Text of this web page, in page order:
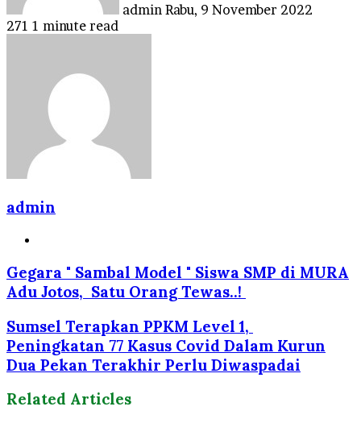
admin Rabu, 9 November 2022
271 1 minute read
admin
Gegara " Sambal Model " Siswa SMP di MURA
Adu Jotos, Satu Orang Tewas..!
Sumsel Terapkan PPKM Level 1,
Peningkatan 77 Kasus Covid Dalam Kurun
Dua Pekan Terakhir Perlu Diwaspadai
Related Articles